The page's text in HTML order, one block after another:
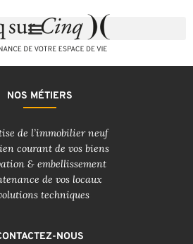
NOS MÉTIERS
de l’immobilier neuf
courant de vos biens
& embellissement
de vos locaux
techniques
NOUS